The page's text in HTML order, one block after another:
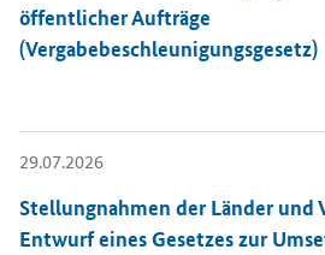
öffentlicher Aufträge
(Vergabebeschleunigungsgesetz)
29.07.2026
Stellungnahmen der Länder und
Entwurf eines Gesetzes zur
Öffnet Einzelsicht